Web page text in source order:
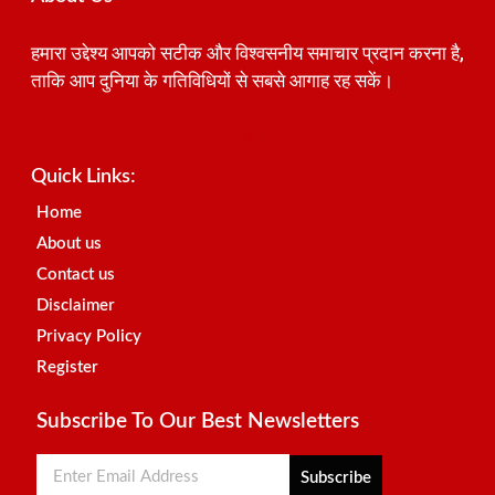
हमारा उद्देश्य आपको सटीक और विश्वसनीय समाचार प्रदान करना है,
ताकि आप दुनिया के गतिविधियों से सबसे आगाह रह सकें।
Quick Links:
Home
About us
Contact us
Disclaimer
Privacy Policy
Register
Subscribe To Our Best Newsletters
Subscribe